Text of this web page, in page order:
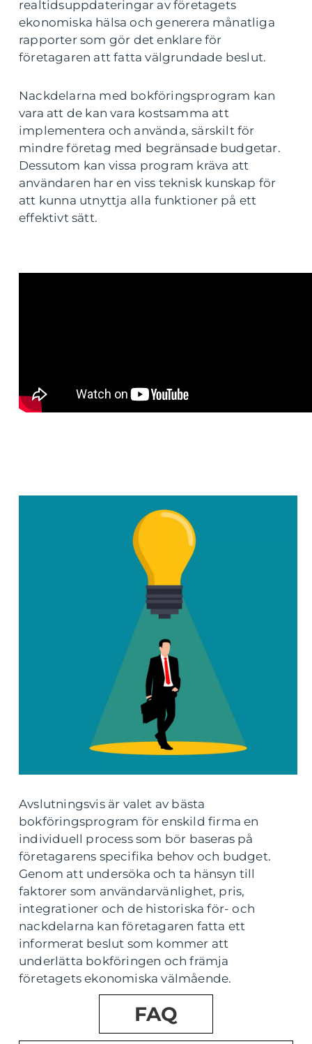
realtidsuppdateringar av företagets
ekonomiska hälsa och generera månatliga
rapporter som gör det enklare för
företagaren att fatta välgrundade beslut.
Nackdelarna med bokföringsprogram kan
vara att de kan vara kostsamma att
implementera och använda, särskilt för
mindre företag med begränsade budgetar.
Dessutom kan vissa program kräva att
användaren har en viss teknisk kunskap för
att kunna utnyttja alla funktioner på ett
effektivt sätt.
Avslutningsvis är valet av bästa
bokföringsprogram för enskild firma en
individuell process som bör baseras på
företagarens specifika behov och budget.
Genom att undersöka och ta hänsyn till
faktorer som användarvänlighet, pris,
integrationer och de historiska för- och
nackdelarna kan företagaren fatta ett
informerat beslut som kommer att
underlätta bokföringen och främja
företagets ekonomiska välmående.
FAQ